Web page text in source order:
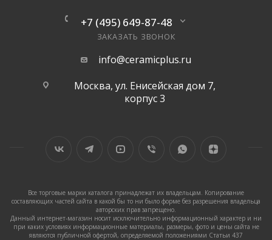
+7 (495) 649-87-48
ЗАКАЗАТЬ ЗВОНОК
info@ceramicplus.ru
Москва, ул. Енисейская дом 7,
корпус 3
Все торговые марки каталога принадлежат их владельцам. Копирование
составляющих частей сайта в какой бы то ни было форме без разрешения владельца
авторских прав запрещено.
Данный интернет-магазин носит исключительно информационный характер и ни
при каких условиях информационные материалы, размеры, фото и цены сайта не
являются публичной офертой, определяемой положениями Статьи 437